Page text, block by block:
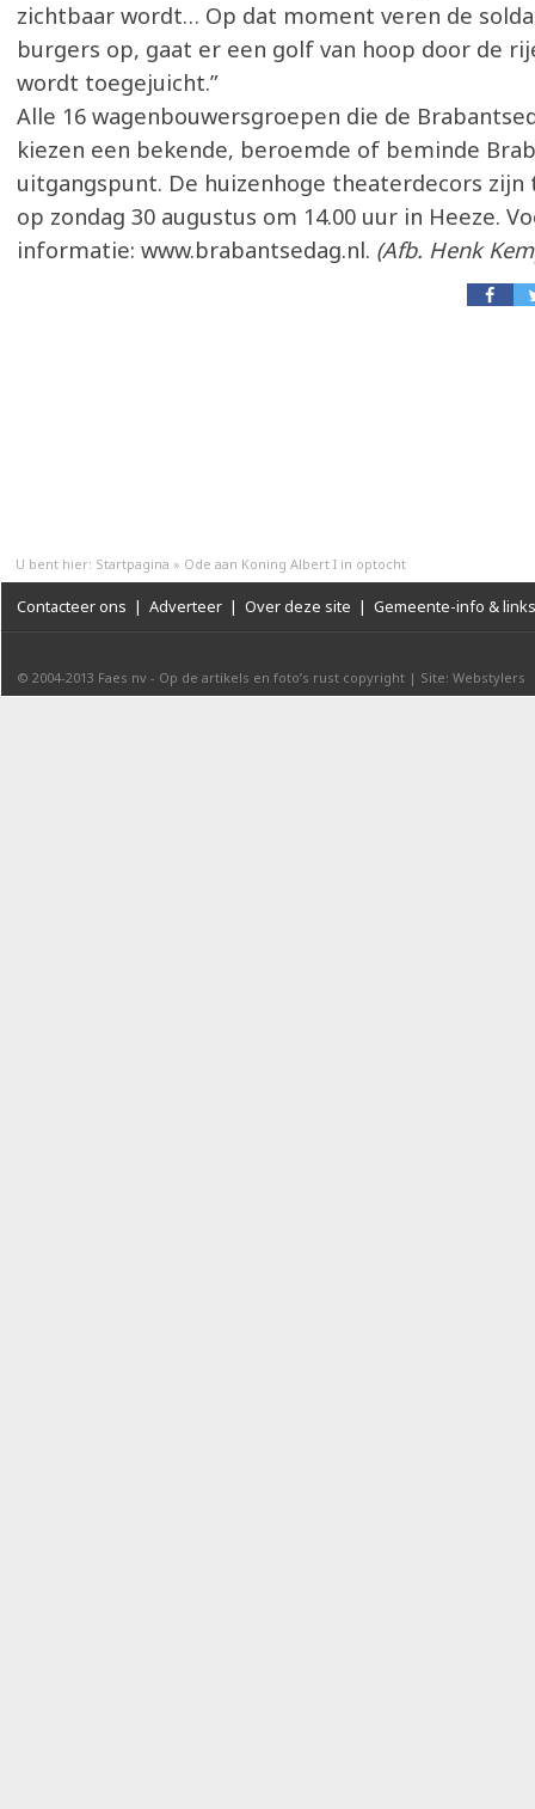
zichtbaar wordt… Op dat moment veren de
burgers op, gaat er een golf van hoop door de
wordt toegejuicht.”
Alle 16 wagenbouwersgroepen die de
kiezen een bekende, beroemde of beminde
uitgangspunt. De huizenhoge theaterdecors zijn
op zondag 30 augustus om 14.00 uur in Heeze.
informatie: www.brabantsedag.nl. (Afb. Henk
U bent hier: Startpagina » Ode aan Koning Albert I in optocht
Contacteer ons | Adverteer | Over deze site | Gemeente-info & links
© 2004-2013 Faes nv - Op de artikels en foto’s rust copyright | Site: Webstylers